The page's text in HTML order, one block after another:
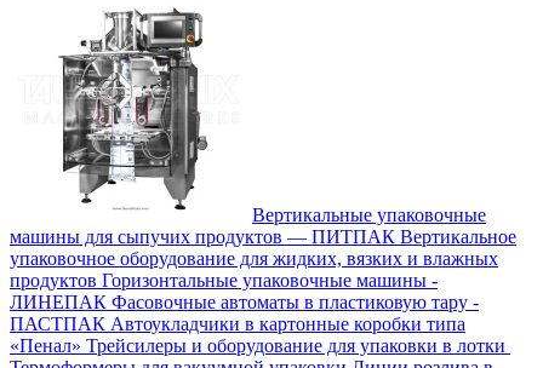
Вертикальные упаковочные
машины для сыпучих продуктов — ПИТПАК Вертикальное
упаковочное оборудование для жидких, вязких и влажных
продуктов Горизонтальные упаковочные машины -
ЛИНЕПАК Фасовочные автоматы в пластиковую тару -
ПАСТПАК Автоукладчики в картонные коробки типа
«Пенал» Трейсилеры и оборудование для упаковки в лотки